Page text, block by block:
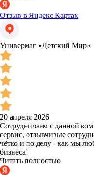
Отзыв в Яндекс.Картах
Универмаг «Детский Мир»
20 апреля 2026
Сотрудничаем с данной
сервис, отзывчивые
чётко и по делу - как мы
бизнеса!
Читать полностью